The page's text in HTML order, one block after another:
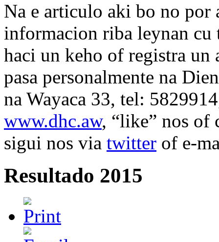
Na e articulo aki bo no por
informacion riba leynan cu
haci un keho of registra un
pasa personalmente na
na Wayaca 33, tel:
www.dhc.aw, “like” nos of
sigui nos via twitter of e-
Resultado 2015